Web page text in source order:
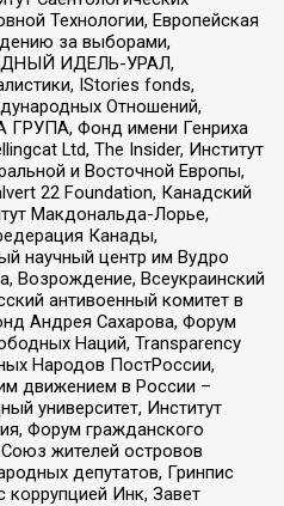
Технологии, Европейская
за выборами,
ИДЕЛЬ-УРАЛ,
IStories fonds,
Отношений,
Фонд имени Генриха
Ltd, The Insider, Институт
и Восточной Европы,
22 Foundation, Канадский
Макдональда-Лорье,
Канады,
научный центр им Вудро
Возрождение, Всеукраинский
антивоенный комитет в
Андрея Сахарова, Форум
Наций, Transparеncy
Народов ПостРоссии,
движением в России –
университет, Институт
Форум гражданского
жителей островов
депутатов, Гринпис
Инк, Завет